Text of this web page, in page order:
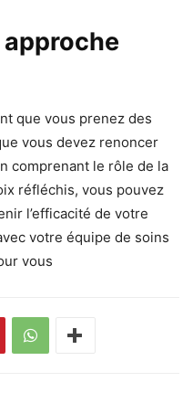
que vous prenez des
vous devez renoncer
comprenant le rôle de la
réfléchis, vous pouvez
l’efficacité de votre
votre équipe de soins
vous